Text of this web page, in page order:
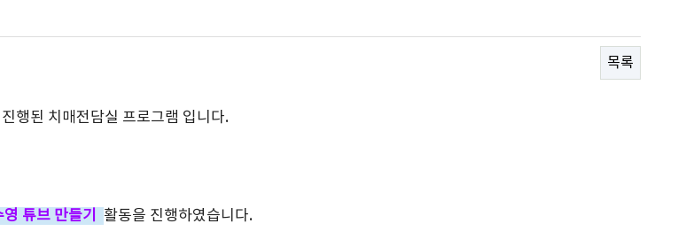
목록
행된 치매전담실 프로그램 입니다.
영 튜브 만들기
활동을 진행하였습니다.